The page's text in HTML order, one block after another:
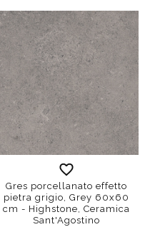
Gres porcellanato effetto
pietra grigio, Grey 60x60
cm - Highstone, Ceramica
Sant'Agostino